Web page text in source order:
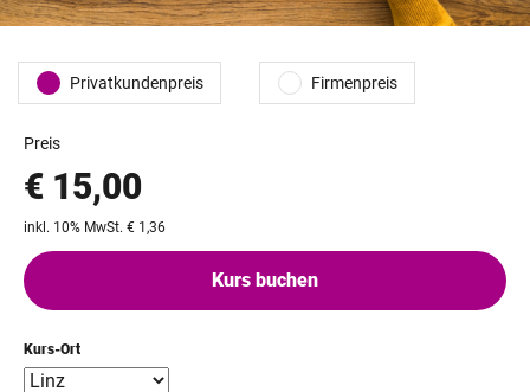
Kurs-Ort
Privatkundenpreis Firmenpreis
Preis
€ 15,00
inkl. 10% MwSt. € 1,36
Kurs buchen